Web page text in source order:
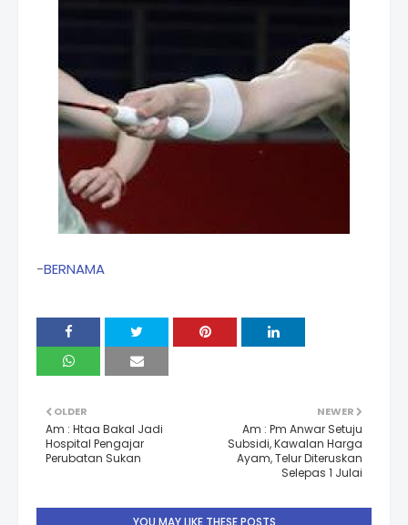
-BERNAMA
NEWER
Am : Pm Anwar Setuju
Subsidi, Kawalan Harga
Ayam, Telur Diteruskan
Selepas 1 Julai
OLDER
Am : Htaa Bakal Jadi
Hospital Pengajar
Perubatan Sukan